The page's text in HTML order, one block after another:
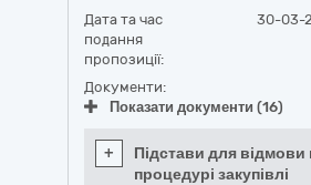
Дата та час
подання
пропозиції:
30-03-
Документи:
Показати документи (16)
+
Підстави для відмови
процедурі закупівлі